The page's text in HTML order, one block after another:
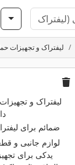
لیفتراک و تجهیزات
لیفتراک و
ضمائم برای
لوازم جانبی و
یدکی برای